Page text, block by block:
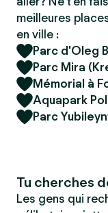
meilleures
en ville :
Parc d'Oleg
Parc Mira
Mémorial à
Aquapark
Parc
Tu cherches
Les gens qui